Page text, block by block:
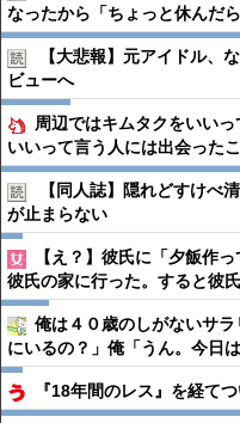
なったから「ちょっと休んだ
【大悲報】元アイドル、
ビューへ
周辺ではキムタクをいい
いいって言う人には出会った
【同人誌】隠れどすけべ
が止まらない
【え？】彼氏に「夕飯作
彼氏の家に行った。すると彼
俺は４０歳のしがないサ
にいるの？」俺「うん。今日
『18年間のレス』を経て